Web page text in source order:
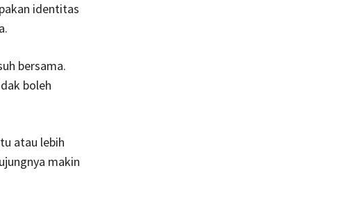
identitas
bersama.
boleh
atau lebih
makin